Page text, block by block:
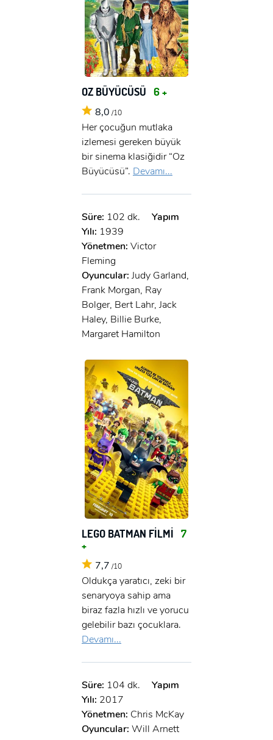
OZ BÜYÜCÜSÜ 6 +
8,0 /10
Her çocuğun mutlaka
izlemesi gereken büyük
bir sinema klasiğidir “Oz
Büyücüsü”. Devamı...
Süre: 102 dk.
Yapım
Yılı: 1939
Yönetmen: Victor
Fleming
Oyuncular: Judy Garland,
Frank Morgan, Ray
Bolger, Bert Lahr, Jack
Haley, Billie Burke,
Margaret Hamilton
LEGO BATMAN FİLMİ 7
+
7,7 /10
Oldukça yaratıcı, zeki bir
senaryoya sahip ama
biraz fazla hızlı ve yorucu
gelebilir bazı çocuklara.
Devamı...
Süre: 104 dk.
Yapım
Yılı: 2017
Yönetmen: Chris McKay
Oyuncular: Will Arnett